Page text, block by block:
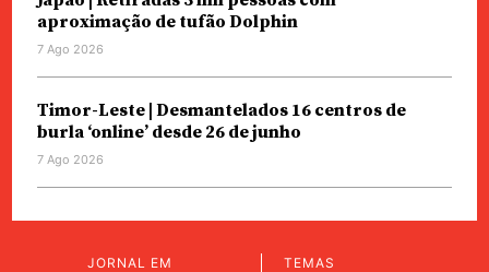
aproximação de tufão Dolphin
7 Ago 2026
Timor-Leste | Desmantelados 16 centros de
burla ‘online’ desde 26 de junho
7 Ago 2026
JORNAL EM
TEMAS